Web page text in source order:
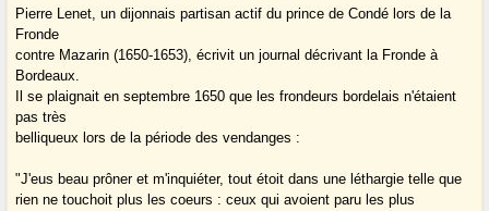
Pierre Lenet, un dijonnais partisan actif du prince de Condé lors de la
Fronde
contre Mazarin (1650-1653), écrivit un journal décrivant la Fronde à
Bordeaux.
Il se plaignait en septembre 1650 que les frondeurs bordelais n'étaient
pas très
belliqueux lors de la période des vendanges :
"J'eus beau prôner et m'inquiéter, tout étoit dans une léthargie telle que
rien ne touchoit plus les coeurs : ceux qui avoient paru les plus